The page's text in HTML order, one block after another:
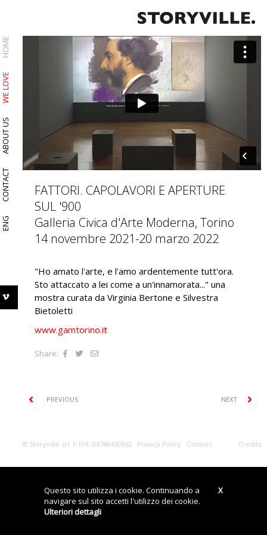
Questo sito utilizza i cookie. Continuando a
navigare sul sito accetti l'utilizzo dei cookie.
Ulteriori dettagli
X
ENG
CONTACT
ABOUT US
WE LOVE
HOME
FATTORI. CAPOLAVORI E APERTURE
SUL '900
Galleria Civica d'Arte Moderna, Torino
14 novembre 2021-20 marzo 2022
"Ho amato l'arte, e l'amo ardentemente tutt'ora.
Sto attaccato a lei come a un'innamorata..." una
mostra curata da Virginia Bertone e Silvestra
Bietoletti
www.gamtorino.it
Share:
PREVIOUS NEXT
© Storyville srl P.IVA: 04740450962 Privacy Policy Cookies Credits